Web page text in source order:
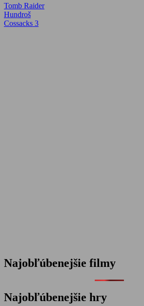
Tomb Raider
Navigácia
v
Previous
Post:
Hundroš
Next
Cossacks 3
Najobľúbenejšie filmy
Najobľúbenejšie hry